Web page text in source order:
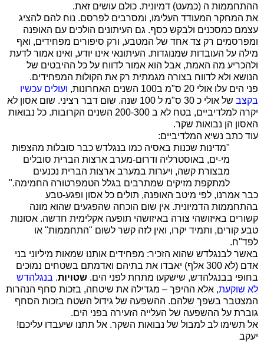
ההתחממות ה (כמעט) דמיונית. כולם עושים זאת.
את המחקר המעודד העלימו, ומסרבים לפרסם. נוח להם להציג
עצמם כמסכנים ולבקש כסף. גם העיתונים הולכים עם האופנה
ומפרסמים רק צד אחד של המטבע, ורק סיפורים מפחידים, ואף
מילה על העובדות שמנוגדות. העיתונאי אינו יודע, ואינו אמור לדעת
ולהכריע מה האמת, אבל הוא אמור לדווח על כל ההיבטים של
הנושא ולא לדווח בצורה מגמתית רק את הקולות המפחידים.
פני הים עלו אולי 20 ס"מ ב100 השנים האחרונות,
ועולים עכשיו
בקצב של אולי כ 30 ס"מ
ל 100 שנה. שום דבר רציני. שום אסון לא
יקרה למלדיביים, בטח לא ב 200-300 השנים הקרובות. כל נבואות
האסון הן נבואות שקר.
עוד כתב נשיא המלדיביים:
"מדינות שכנות באסיה כמו בנגלדש כבר סובלות מהצפות
מי-ים, באוסטרליה ודרום-מערב ארצות הברית סובלים
מבצורת קשה, ויערות במערב ארצות הברית נכנעים
למתקפת מזיקים שמתרבים בגלל הטמפרטורה החמימה.
"
כבר אמרנו, לפי מיטב האופנה, תולים כל אסון ופגע-טבע
בהתחממות הדמיונית. אין שום הוכחה שהפגעים שהוא מונה
קשורים באיזושהי צורה באיזושהי תופעה אקלימית חדשה. אסונות
טבע קורים, ותמיד יקרו, ואין לזה קשר לשום "התחממות" או
לפד"ח.
באשר לבנגלדש שהוא הזכיר: מפחידים אותנו שמאות מיליוני בני
אדם (לא 300 אלף) יאבדו את בתיהם ואדמתם בשטחים נמוכים
בחופי בבנגלהדש, שישקעו מתחת לפני הים. שטויות. בנגלהדש
לא שוקעת, אלא ההיפך – מגדילה את שיטחה, בזכות סחף הנהרות
המצטבר בשפך שלהם. ההשפעה של גידול השטח בזכות הסחף
גוברת על ההשפעה של העלייה הזעירה בפני הים.
אל תשימו לב למבול של נבואות השקר. אל תתנו שיעבדו עליכם!
יעקב